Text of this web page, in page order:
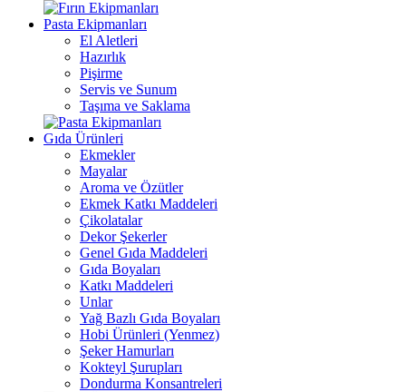
Pasta Ekipmanları
El Aletleri
Hazırlık
Pişirme
Servis ve Sunum
Taşıma ve Saklama
Gıda Ürünleri
Ekmekler
Mayalar
Aroma ve Özütler
Ekmek Katkı Maddeleri
Çikolatalar
Dekor Şekerler
Genel Gıda Maddeleri
Gıda Boyaları
Katkı Maddeleri
Unlar
Yağ Bazlı Gıda Boyaları
Hobi Ürünleri (Yenmez)
Şeker Hamurları
Kokteyl Şurupları
Dondurma Konsantreleri